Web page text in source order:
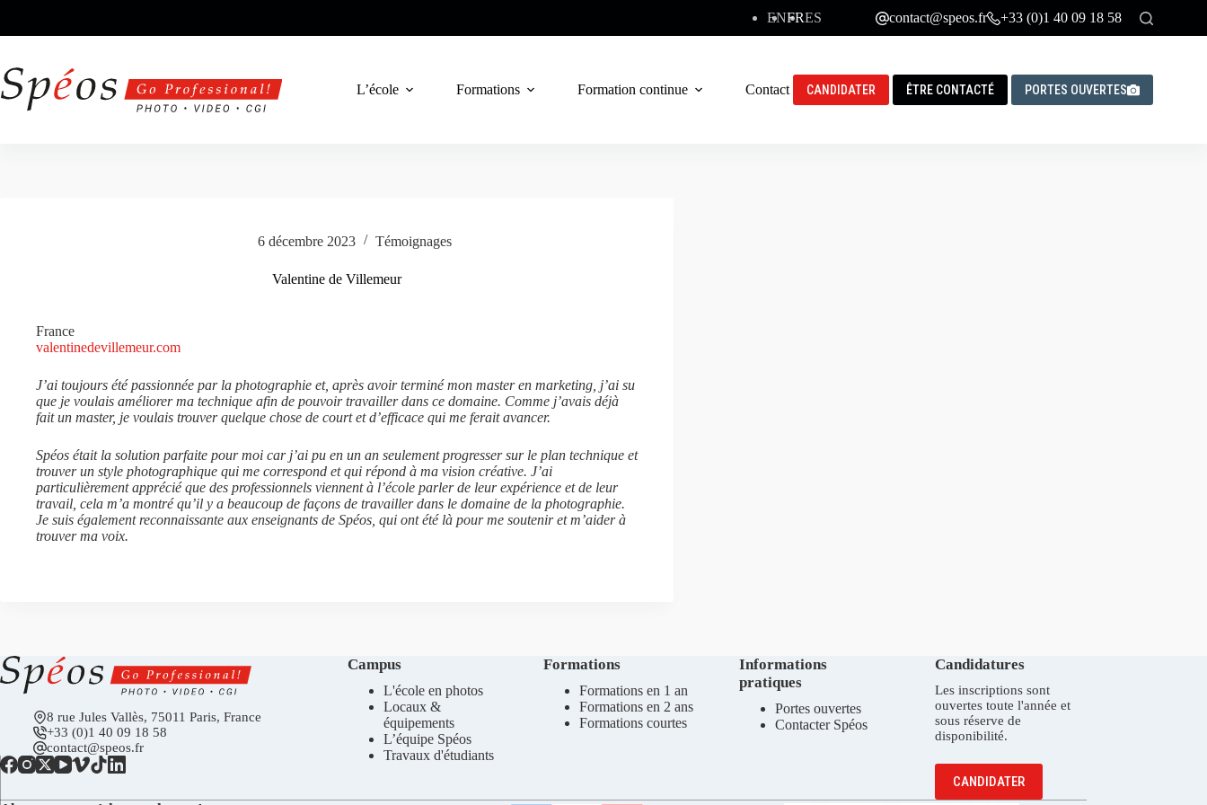
contenu
ENFRES contact@speos.fr +33 (0)1 40 09 18 58
L’école Formations Formation continue Contact CANDIDATER ÊTRE CONTACTÉ PORTES OUVERTES
6 décembre 2023 Témoignages
Valentine de Villemeur
France
valentinedevillemeur.com
J’ai toujours été passionnée par la photographie et, après avoir terminé mon master en marketing, j’ai su
que je voulais améliorer ma technique afin de pouvoir travailler dans ce domaine. Comme j’avais déjà
fait un master, je voulais trouver quelque chose de court et d’efficace qui me ferait avancer.
Spéos était la solution parfaite pour moi car j’ai pu en un an seulement progresser sur le plan technique et
trouver un style photographique qui me correspond et qui répond à ma vision créative. J’ai
particulièrement apprécié que des professionnels viennent à l’école parler de leur expérience et de leur
travail, cela m’a montré qu’il y a beaucoup de façons de travailler dans le domaine de la photographie.
Je suis également reconnaissante aux enseignants de Spéos, qui ont été là pour me soutenir et m’aider à
trouver ma voix.
8 rue Jules Vallès, 75011 Paris, France
+33 (0)1 40 09 18 58
contact@speos.fr
Campus
L'école en photos
Locaux &
équipements
L’équipe Spéos
Travaux d'étudiants
Formations
Formations en 1 an
Formations en 2 ans
Formations courtes
Informations
pratiques
Portes ouvertes
Contacter Spéos
Candidatures
Les inscriptions sont
ouvertes toute l'année et
sous réserve de
disponibilité.
CANDIDATER